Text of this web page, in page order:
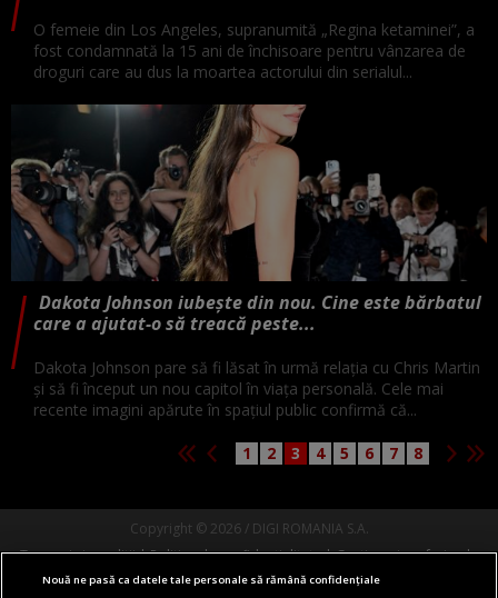
O femeie din Los Angeles, supranumită „Regina ketaminei”, a
fost condamnată la 15 ani de închisoare pentru vânzarea de
droguri care au dus la moartea actorului din serialul...
Dakota Johnson iubește din nou. Cine este bărbatul
care a ajutat-o să treacă peste...
Dakota Johnson pare să fi lăsat în urmă relația cu Chris Martin
și să fi început un nou capitol în viața personală. Cele mai
recente imagini apărute în spațiul public confirmă că...
1 2 3 4 5 6 7 8
Copyright © 2026 / DIGI ROMANIA S.A.
Termeni si conditii
Politica de confidentialitate
Gestionați preferințele
Comunicate de presă
Abonare Digi TV Contact/Info
Nouă ne pasă ca datele tale personale să rămână confidențiale